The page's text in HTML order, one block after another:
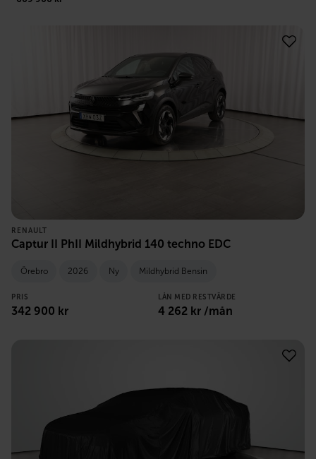
RENAULT
Captur II PhII Mildhybrid 140 techno EDC
Örebro 2026 Ny Mildhybrid Bensin
PRIS
342 900 kr
LÅN MED RESTVÄRDE
4 262 kr /mån